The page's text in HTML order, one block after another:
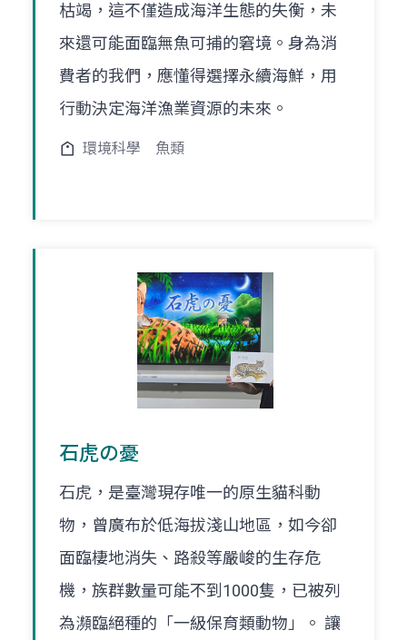
枯竭，這不僅造成海洋生態的失衡，未
來還可能面臨無魚可捕的窘境。身為消
費者的我們，應懂得選擇永續海鮮，用
行動決定海洋漁業資源的未來。
環境科學 魚類
石虎の憂
石虎，是臺灣現存唯一的原生貓科動
物，曾廣布於低海拔淺山地區，如今卻
面臨棲地消失、路殺等嚴峻的生存危
機，族群數量可能不到1000隻，已被列
為瀕臨絕種的「一級保育類動物」。 讓